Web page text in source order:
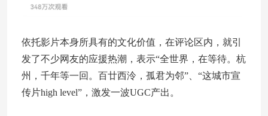
依托影片本身所具有的文化价值，在评论区内，就引
发了不少网友的应援热潮，表示“全世界，在等待。杭
州，千年等一回。百廿西泠，孤君为邻”、“这城市宣
传片high level”，激发一波UGC产出。